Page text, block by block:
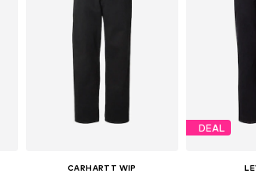
CARHARTT WIP
DEAL